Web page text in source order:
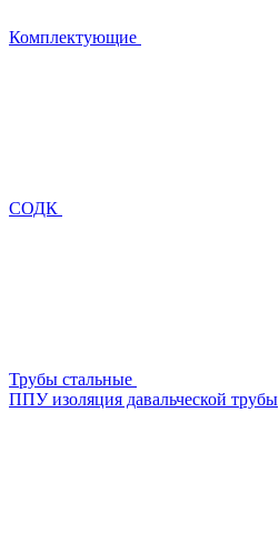
Комплектующие
СОДК
Трубы стальные
ППУ изоляция давальческой трубы